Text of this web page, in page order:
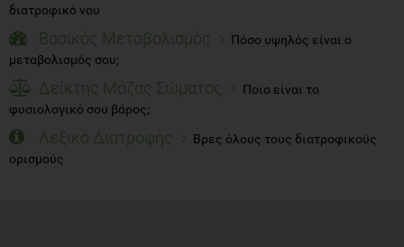
διατροφικό νου
Βασικός Μεταβολισμός
Πόσο υψηλός είναι ο
μεταβολισμός σου;
Δείκτης Μάζας Σώματος
Ποιο είναι το
φυσιολογικό σου βάρος;
Λεξικό Διατροφής
Βρες όλους τους διατροφικούς
ορισμούς